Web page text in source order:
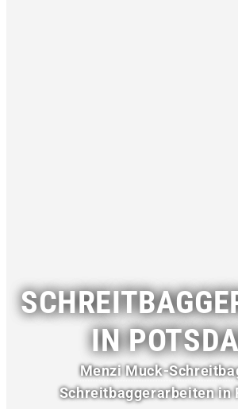
IN
Menzi Muck-
Schreitbaggerarbeiten in